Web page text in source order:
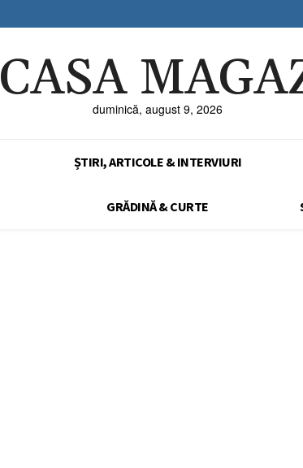
CASAduminică, august 9, 2026
ȘTIRI, ARTICOLE & INTERVIURI
GRĂDINĂ & CURTE